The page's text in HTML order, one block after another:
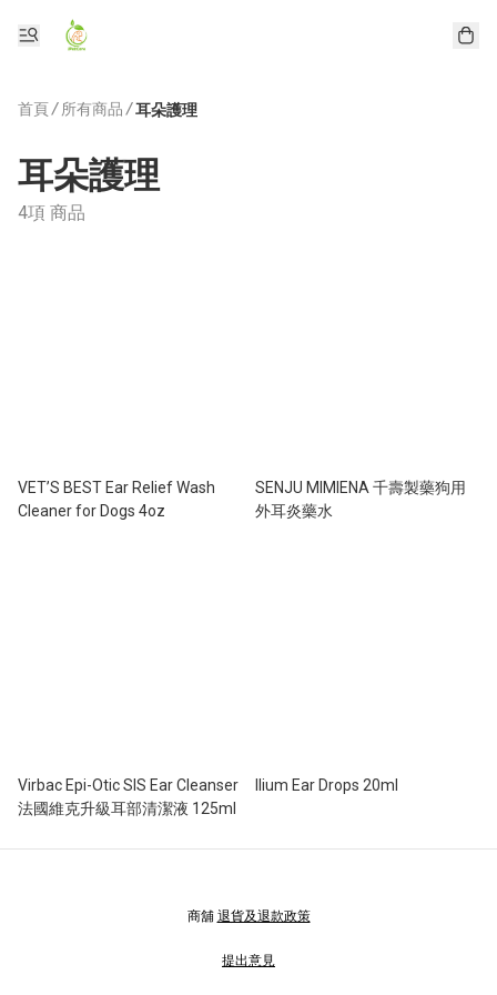
首頁/ 所有商品 /耳朵護理
耳朵護理
4項 商品
VET’S BEST Ear Relief Wash
Cleaner for Dogs 4oz
SENJU MIMIENA 千壽製藥狗用
外耳炎藥水
Virbac Epi-Otic SIS Ear Cleanser
法國維克升級耳部清潔液 125ml
Ilium Ear Drops 20ml
商舖 退貨及退款政策
提出意見